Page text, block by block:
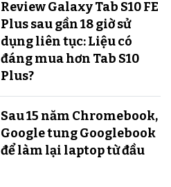
Review Galaxy Tab S10 FE
Plus sau gần 18 giờ sử
dụng liên tục: Liệu có
đáng mua hơn Tab S10
Plus?
Sau 15 năm Chromebook,
Google tung Googlebook
để làm lại laptop từ đầu